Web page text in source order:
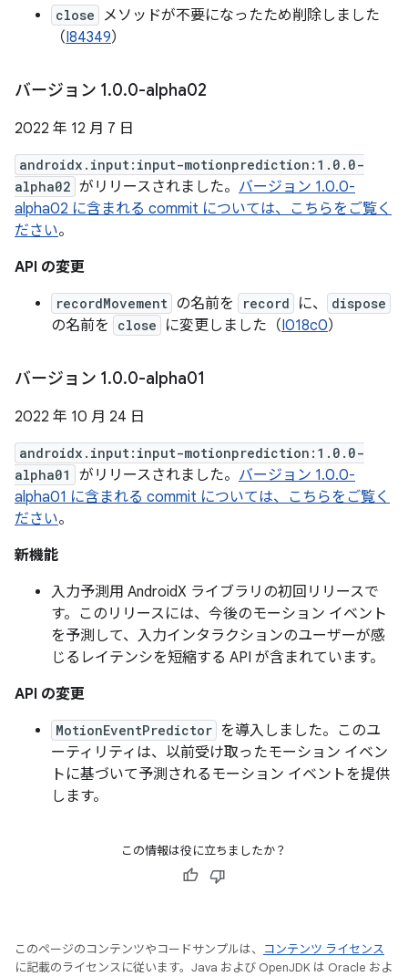
close
メソッドが不要になったため削除しました
（I84349）
バージョン 1.0.0-alpha02
2022 年 12 月 7 日
androidx.input:input-motionprediction:1.0.0-
alpha02 がリリースされました。 バージョン 1.0.0-
alpha02 に含まれる commit については、こちらをご覧く
ださい。
API の変更
recordMovement の名前を record に、 dispose
の名前を close に変更しました（I018c0）
バージョン 1.0.0-alpha01
2022 年 10 月 24 日
androidx.input:input-motionprediction:1.0.0-
alpha01
がリリースされました。 バージョン 1.0.0-
alpha01 に含まれる commit については、こちらをご覧く
ださい。
新機能
入力予測用 AndroidX ライブラリの初回リリースで
す。このリリースには、今後のモーション イベント
を予測して、入力インタラクションのユーザーが感
じるレイテンシを短縮する API が含まれています。
API の変更
MotionEventPredictor を導入しました。このユ
ーティリティは、以前受け取ったモーション イベン
トに基づいて予測されるモーション イベントを提供
します。
この情報は役に立ちましたか？
このページのコンテンツやコードサンプルは、
コンテンツ ライセンス
に記載のライセンスに従います。Java および OpenJDK は Oracle およ